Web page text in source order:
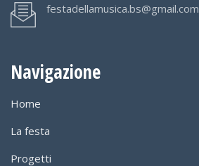
festadellamusica.bs@gmail.com
Navigazione
Home
La festa
Progetti